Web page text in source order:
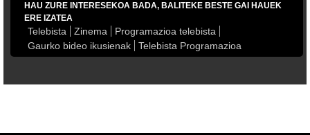
HAU ZURE INTERESEKOA BADA, BALITEKE BESTE GAI HAUEK
ERE IZATEA
Telebista Zinema
Programazioa telebista
Gaurko bideo ikusienak
Telebista Programazioa